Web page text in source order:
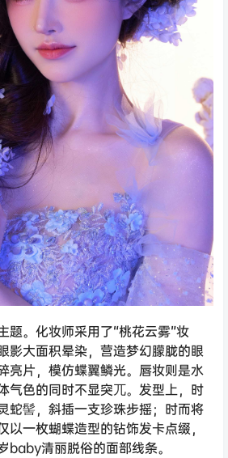
题。化妆师采用了“桃花云雾”妆
影大面积晕染，营造梦幻朦胧的眼
亮片，模仿蝶翼鳞光。唇妆则是水
气色的同时不显突兀。发型上，时
蛇髻，斜插一支珍珠步摇；时而将
以一枚蝴蝶造型的钻饰发卡点缀，
baby清丽脱俗的面部线条。